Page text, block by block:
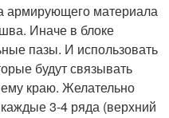
армирующего материала
Иначе в блоке
пазы. И использовать
будут связывать
краю. Желательно
3-4 ряда (верхний